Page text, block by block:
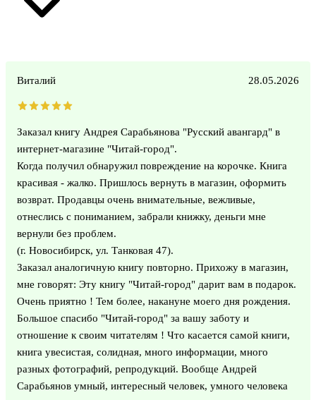
Виталий 28.05.2026
Заказал книгу Андрея Сарабьянова "Русский авангард" в
интернет-магазине "Читай-город".
Когда получил обнаружил повреждение на корочке. Книга
красивая - жалко. Пришлось вернуть в магазин, оформить
возврат. Продавцы очень внимательные, вежливые,
отнеслись с пониманием, забрали книжку, деньги мне
вернули без проблем.
(г. Новосибирск, ул. Танковая 47).
Заказал аналогичную книгу повторно. Прихожу в магазин,
мне говорят: Эту книгу "Читай-город" дарит вам в подарок.
Очень приятно ! Тем более, накануне моего дня рождения.
Большое спасибо "Читай-город" за вашу заботу и
отношение к своим читателям ! Что касается самой книги,
книга увесистая, солидная, много информации, много
разных фотографий, репродукций. Вообще Андрей
Сарабьянов умный, интересный человек, умного человека